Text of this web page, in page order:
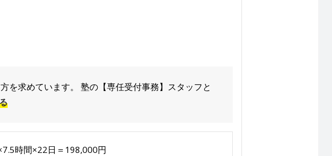
を求めています。 塾の【専任受付事務】スタッフと
時間×22日＝198,000円